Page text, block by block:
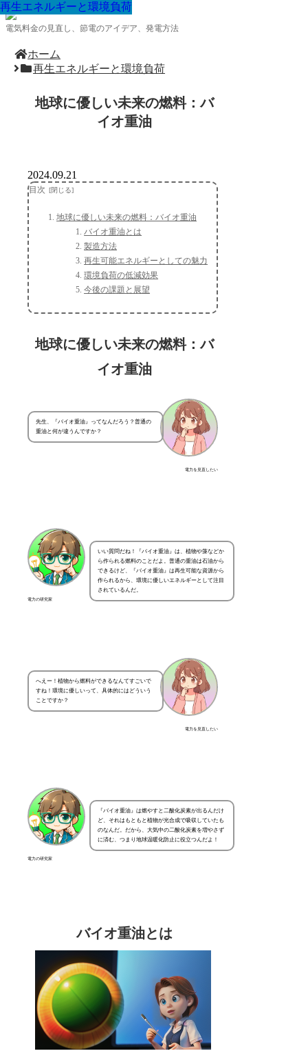
電気料金の見直し、節電のアイデア、発電方法
ホーム
再生エネルギーと環境負荷
地球に優しい未来の燃料：バ
イオ重油
再生エネルギーと環境負荷
2024.09.21
目次
地球に優しい未来の燃料：バイオ重油
バイオ重油とは
製造方法
再生可能エネルギーとしての魅力
環境負荷の低減効果
今後の課題と展望
地球に優しい未来の燃料：バ
イオ重油
電力を見直したい
先生、『バイオ重油』ってなんだろう？普通の
重油と何が違うんですか？
電力の研究家
いい質問だね！『バイオ重油』は、植物や藻などか
ら作られる燃料のことだよ。普通の重油は石油から
できるけど、『バイオ重油』は再生可能な資源から
作られるから、環境に優しいエネルギーとして注目
されているんだ。
電力を見直したい
へえー！植物から燃料ができるなんてすごいで
すね！環境に優しいって、具体的にはどういう
ことですか？
電力の研究家
『バイオ重油』は燃やすと二酸化炭素が出るんだけ
ど、それはもともと植物が光合成で吸収していたも
のなんだ。だから、大気中の二酸化炭素を増やさず
に済む、つまり地球温暖化防止に役立つんだよ！
バイオ重油とは
再生エネルギーと環境負荷
再生エネルギーと環境負荷
再生エネルギーと環境負荷
再生エネルギーと環境負荷
再生エネルギーと環境負荷
再生エネルギーと環境負荷
再生エネルギーと環境負荷
再生エネルギーと環境負荷